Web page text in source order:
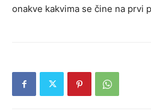
onakve kakvima se čine na prvi